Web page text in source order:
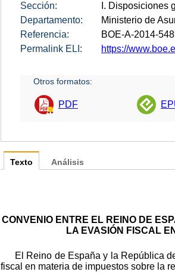
Sección:
I. Disposiciones
Departamento:
Ministerio de
Referencia:
BOE-A-2014-
Permalink ELI:
https://
Otros formatos:
PDF
Texto
CONVENIO ENTRE EL REINO DE
LA EVASIÓN FISCAL
El Reino de España y la República
fiscal en materia de impuestos sobre la
Análisis